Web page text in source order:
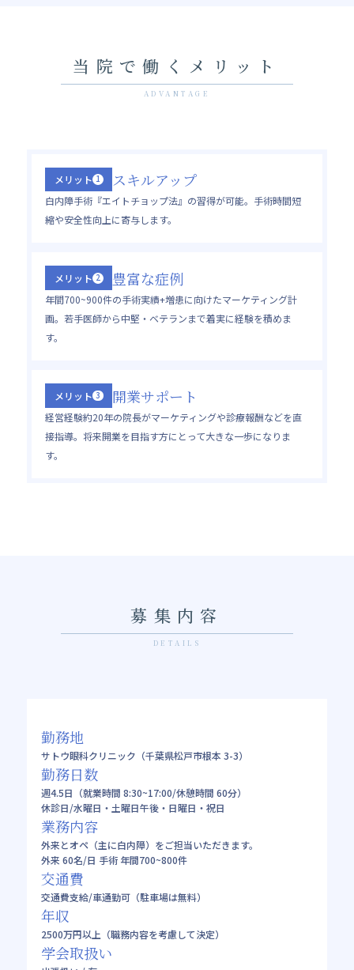
当院で働くメリット
ADVANTAGE
メリット 1 スキルアップ
白内障手術『エイトチョップ法』の習得が可能。手術時間短
縮や安全性向上に寄与します。
メリット 2 豊富な症例
年間700~900件の手術実績+増患に向けたマーケティング計
画。若手医師から中堅・ベテランまで着実に経験を積めま
す。
メリット 3 開業サポート
経営経験約20年の院長がマーケティングや診療報酬などを直
接指導。将来開業を目指す方にとって大きな一歩になりま
す。
募集内容
DETAILS
勤務地
サトウ眼科クリニック（千葉県松戸市根本 3-3）
勤務日数
週4.5日（就業時間 8:30~17:00/休憩時間 60分）
休診日/水曜日・土曜日午後・日曜日・祝日
業務内容
外来とオペ（主に白内障）をご担当いただきます。
外来 60名/日 手術 年間700~800件
交通費
交通費支給/車通勤可（駐車場は無料）
年収
2500万円以上（職務内容を考慮して決定）
学会取扱い